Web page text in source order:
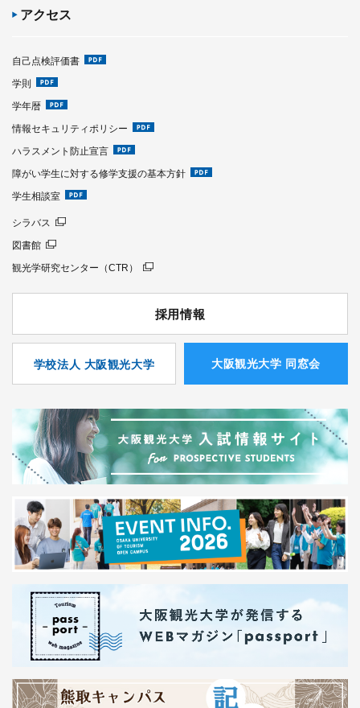
アクセス
自己点検評価書
学則
学年暦
情報セキュリティポリシー
ハラスメント防止宣言
障がい学生に対する修学支援の基本方針
学生相談室
シラバス
図書館
観光学研究センター（CTR）
採用情報
学校法人 大阪観光大学 ⼤阪観光⼤学 同窓会